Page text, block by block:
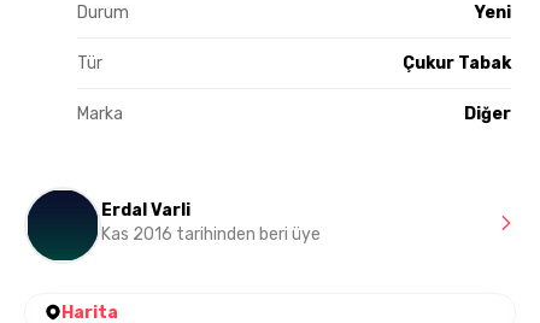
Durum Yeni
Tür Çukur Tabak
Marka Diğer
Erdal Varli
Kas 2016 tarihinden beri üye
Harita